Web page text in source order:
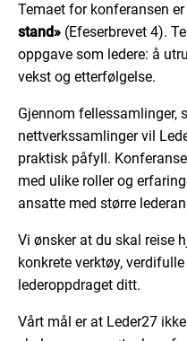
Temaet for konferansen er
stand» (Efeserbrevet 4).
oppgave som ledere: å
vekst og etterfølgelse.
Gjennom fellessamlinger,
nettverkssamlinger vil
praktisk påfyll.
med ulike roller og
ansatte med større
Vi ønsker at du skal reise
konkrete verktøy,
lederoppdraget ditt.
Vårt mål er at Leder27